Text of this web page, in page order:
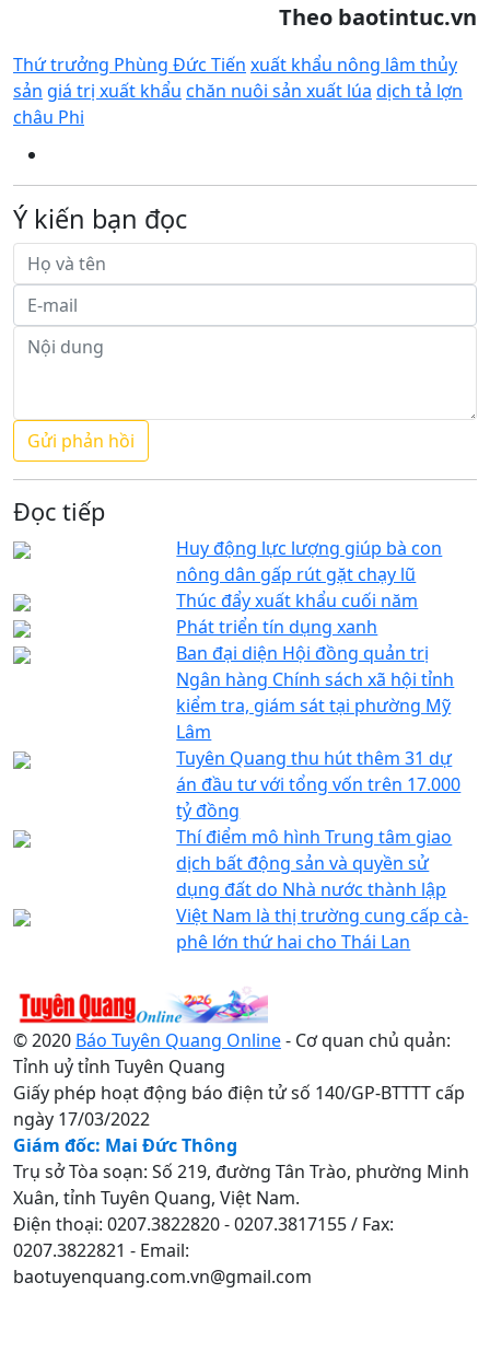
Theo baotintuc.vn
Thứ trưởng Phùng Đức Tiến xuất khẩu nông lâm thủy
sản giá trị xuất khẩu chăn nuôi sản xuất lúa dịch tả lợn
châu Phi
Ý kiến bạn đọc
Đọc tiếp
Huy động lực lượng giúp bà con
nông dân gấp rút gặt chạy lũ
Thúc đẩy xuất khẩu cuối năm
Phát triển tín dụng xanh
Ban đại diện Hội đồng quản trị
Ngân hàng Chính sách xã hội tỉnh
kiểm tra, giám sát tại phường Mỹ
Lâm
Tuyên Quang thu hút thêm 31 dự
án đầu tư với tổng vốn trên 17.000
tỷ đồng
Thí điểm mô hình Trung tâm giao
dịch bất động sản và quyền sử
dụng đất do Nhà nước thành lập
Việt Nam là thị trường cung cấp cà-
phê lớn thứ hai cho Thái Lan
© 2020 Báo Tuyên Quang Online- Cơ quan chủ quản:
Tỉnh uỷ tỉnh Tuyên Quang
Giấy phép hoạt động báo điện tử số 140/GP-BTTTT cấp
ngày 17/03/2022
Giám đốc: Mai Đức Thông
Trụ sở Tòa soạn: Số 219, đường Tân Trào, phường Minh
Xuân, tỉnh Tuyên Quang, Việt Nam.
Điện thoại: 0207.3822820 - 0207.3817155 / Fax:
0207.3822821 - Email:
baotuyenquang.com.vn@gmail.com